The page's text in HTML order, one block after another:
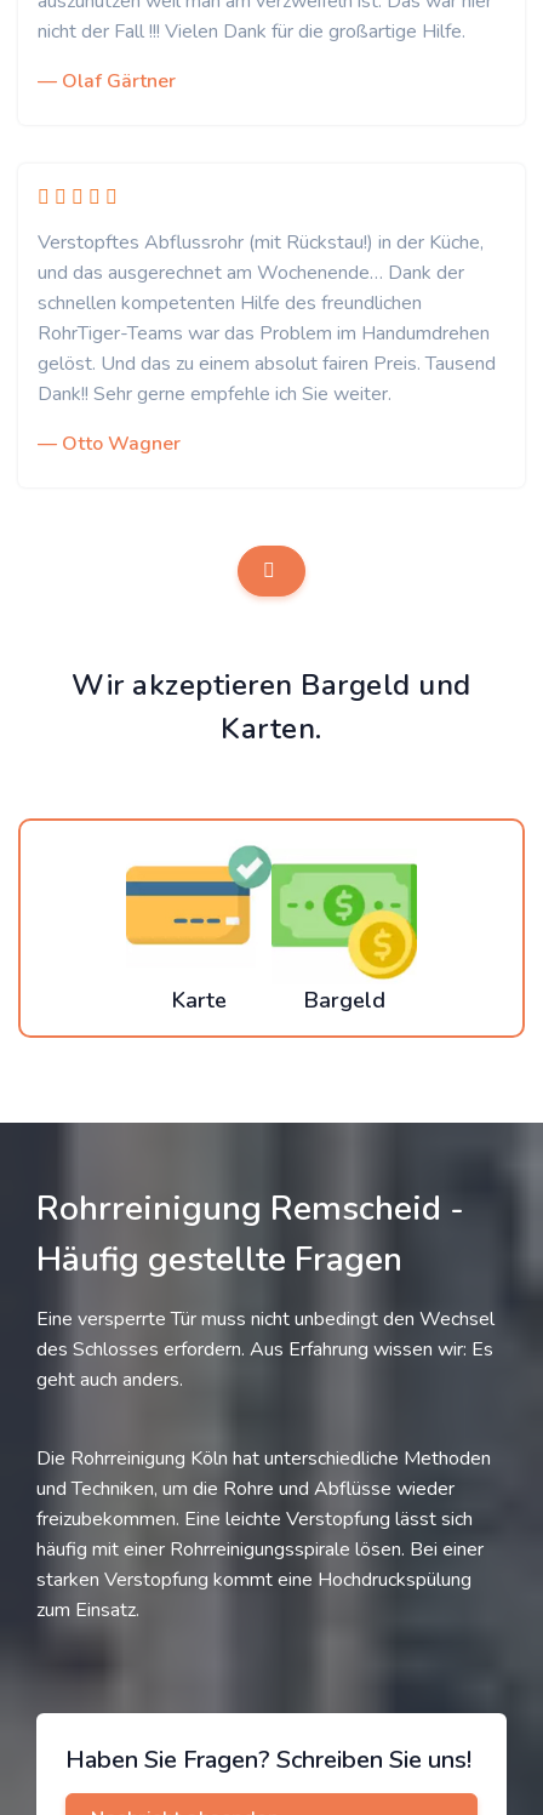
nicht der Fall !!! Vielen Dank für die großartige Hilfe.
— Olaf Gärtner
Verstopftes Abflussrohr (mit Rückstau!) in der Küche,
und das ausgerechnet am Wochenende… Dank der
schnellen kompetenten Hilfe des freundlichen
RohrTiger-Teams war das Problem im Handumdrehen
gelöst. Und das zu einem absolut fairen Preis. Tausend
Dank!! Sehr gerne empfehle ich Sie weiter.
— Otto Wagner
Wir akzeptieren Bargeld und
Karten.
Karte Bargeld
Rohrreinigung Remscheid -
Häufig gestellte Fragen
Eine versperrte Tür muss nicht unbedingt den Wechsel
des Schlosses erfordern. Aus Erfahrung wissen wir: Es
geht auch anders.
Die Rohrreinigung Köln hat unterschiedliche Methoden
und Techniken, um die Rohre und Abflüsse wieder
freizubekommen. Eine leichte Verstopfung lässt sich
häufig mit einer Rohrreinigungsspirale lösen. Bei einer
starken Verstopfung kommt eine Hochdruckspülung
zum Einsatz.
Haben Sie Fragen? Schreiben Sie uns!